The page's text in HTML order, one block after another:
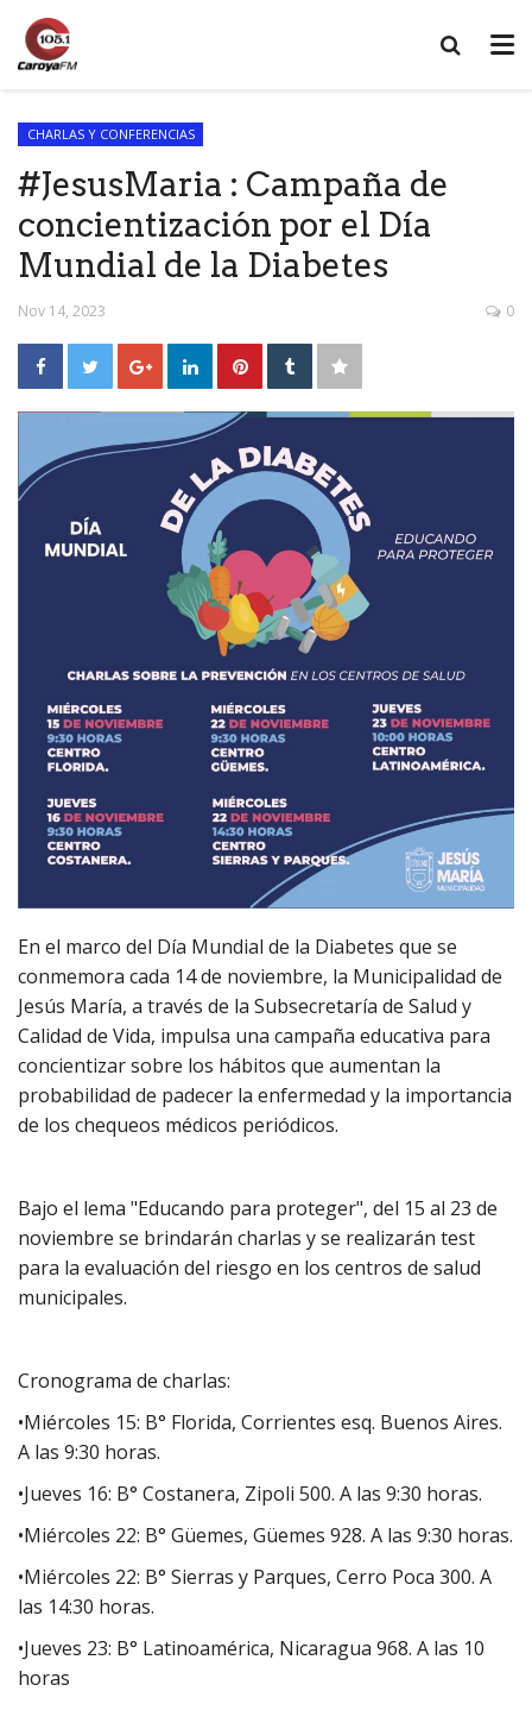
CHARLAS Y CONFERENCIAS
#JesusMaria : Campaña de
concientización por el Día
Mundial de la Diabetes
Nov 14, 2023 0
En el marco del Día Mundial de la Diabetes que se
conmemora cada 14 de noviembre, la Municipalidad de
Jesús María, a través de la Subsecretaría de Salud y
Calidad de Vida, impulsa una campaña educativa para
concientizar sobre los hábitos que aumentan la
probabilidad de padecer la enfermedad y la importancia
de los chequeos médicos periódicos.
Bajo el lema "Educando para proteger", del 15 al 23 de
noviembre se brindarán charlas y se realizarán test
para la evaluación del riesgo en los centros de salud
municipales.
Cronograma de charlas:
•Miércoles 15: B° Florida, Corrientes esq. Buenos Aires.
A las 9:30 horas.
•Jueves 16: B° Costanera, Zipoli 500. A las 9:30 horas.
•Miércoles 22: B° Güemes, Güemes 928. A las 9:30 horas.
•Miércoles 22: B° Sierras y Parques, Cerro Poca 300. A
las 14:30 horas.
•Jueves 23: B° Latinoamérica, Nicaragua 968. A las 10
horas